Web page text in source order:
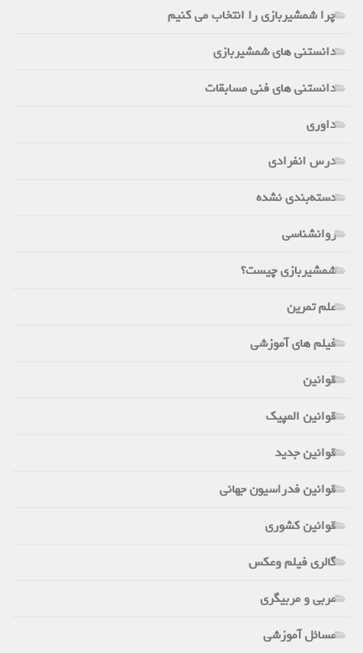
چرا شمشیربازی را انتخاب می کنیم
دانستنی های شمشیربازی
دانستنی های فنی مسابقات
داوری
درس انفرادی
دسته‌بندی نشده
روانشناسی
شمشیربازی چیست؟
علم تمرین
فیلم های آموزشی
قوانین
قوانین المپیک
قوانین جدید
قوانین فدراسیون جهانی
قوانین کشوری
گالری فیلم وعکس
مربی و مربیگری
مسائل آموزشی